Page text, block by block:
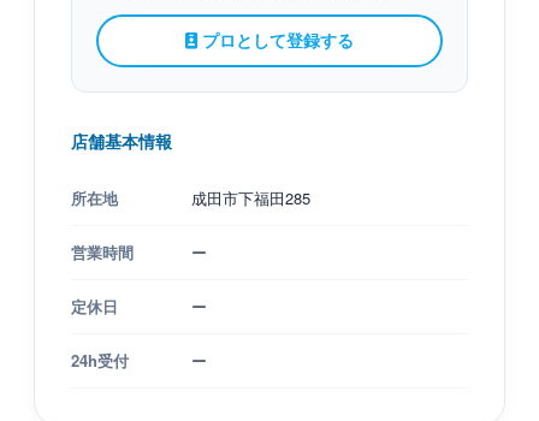
プロとして登録する
店舗基本情報
所在地 成田市下福田285
営業時間 ー
定休日 ー
24h受付 ー